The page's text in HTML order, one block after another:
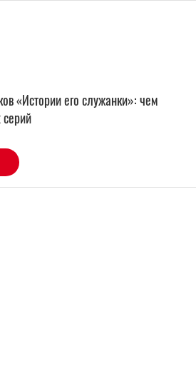
«Истории его служанки»: чем